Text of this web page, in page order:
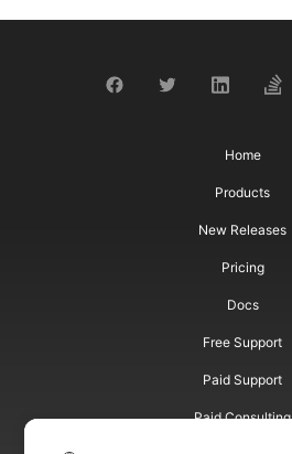
Home
Products
New Releases
Pricing
Docs
Free Support
Paid Support
Paid Consulting